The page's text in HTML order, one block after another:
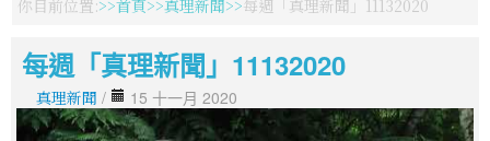
你目前位置: 首頁 真理新聞 每週「真理新聞」11132020
每週「真理新聞」11132020
真理新聞 / 15 十一月 2020